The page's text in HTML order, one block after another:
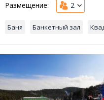
Размещение: 2
Баня Банкетный зал